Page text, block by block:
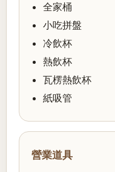
全家桶
小吃拼盤
冷飲杯
熱飲杯
瓦楞熱飲杯
紙吸管
營業道具